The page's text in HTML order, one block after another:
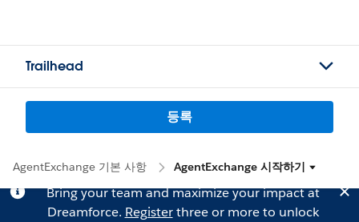
Trailhead
등록
AgentExchange 기본 사항 AgentExchange 시작하기
Bring your team and maximize your impact at
Dreamforce. Registerthree or more to unlock